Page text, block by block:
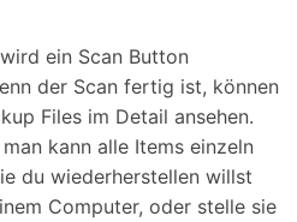
ein Scan Button
der Scan fertig ist, können
Files im Detail ansehen.
kann alle Items einzeln
du wiederherstellen willst
Computer, oder stelle sie